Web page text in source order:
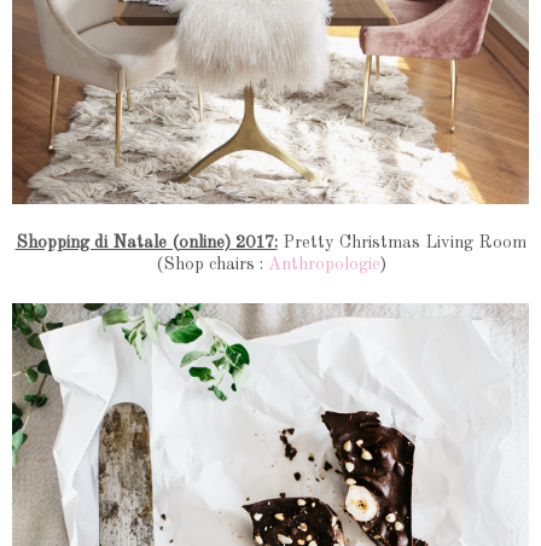
Shopping di Natale (online) 2017: Pretty Christmas Living Room
(Shop chairs : Anthropologie)